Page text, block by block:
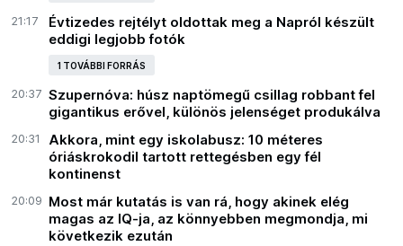
21:17
Évtizedes rejtélyt oldottak meg a Napról készült
eddigi legjobb fotók
1 TOVÁBBI FORRÁS
20:37 Szupernóva: húsz naptömegű csillag robbant fel
gigantikus erővel, különös jelenséget produkálva
20:31
Akkora, mint egy iskolabusz: 10 méteres
óriáskrokodil tartott rettegésben egy fél
kontinenst
20:09 Most már kutatás is van rá, hogy akinek elég
magas az IQ-ja, az könnyebben megmondja, mi
következik ezután